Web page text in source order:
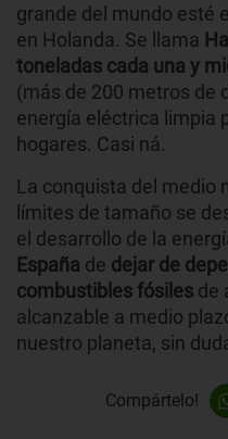
grande del mundo esté
en Holanda. Se llama
toneladas cada una y
(más de 200 metros de
energía eléctrica limpia
hogares. Casi ná.
La conquista del medio
límites de tamaño se
el desarrollo de la
España de dejar de
combustibles fósiles de
alcanzable a medio
nuestro planeta, sin
Compártelo!